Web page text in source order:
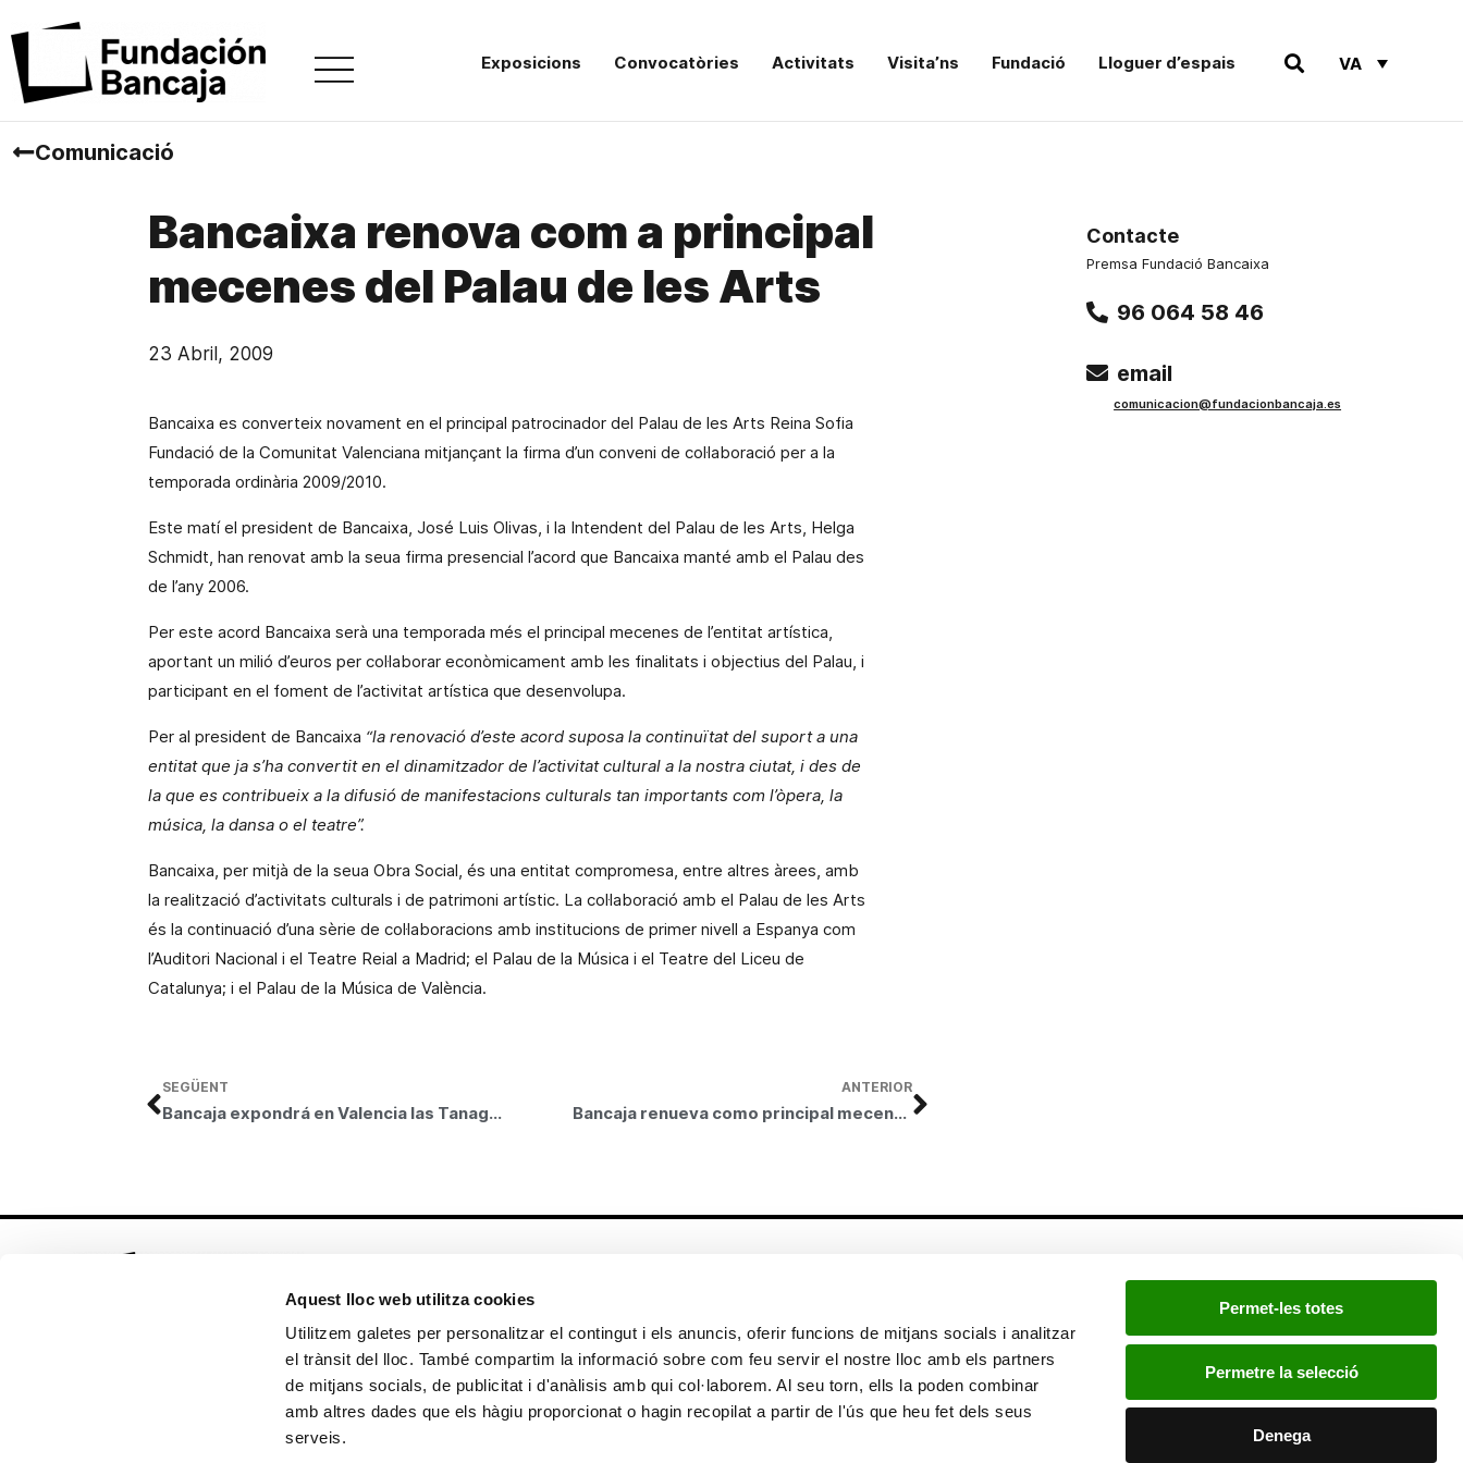
Aquest lloc web utilitza cookies
Utilitzem galetes per personalitzar el contingut i els anuncis, oferir funcions de mitjans socials i analitzar
el trànsit del lloc. També compartim la informació sobre com feu servir el nostre lloc amb els partners
de mitjans socials, de publicitat i d'anàlisis amb qui col·laborem. Al seu torn, ells la poden combinar
amb altres dades que els hàgiu proporcionat o hagin recopilat a partir de l'ús que heu fet dels seus
serveis.
Permet-les totes
Permetre la selecció
Denega
Exposicions Convocatòries Activitats Visita’ns Fundació Lloguer d’espais VA
Comunicació
Bancaixa renova com a principal
mecenes del Palau de les Arts
23 Abril, 2009
Bancaixa es converteix novament en el principal patrocinador del Palau de les Arts Reina Sofia
Fundació de la Comunitat Valenciana mitjançant la firma d’un conveni de col·laboració per a la
temporada ordinària 2009/2010.
Este matí el president de Bancaixa, José Luis Olivas, i la Intendent del Palau de les Arts, Helga
Schmidt, han renovat amb la seua firma presencial l’acord que Bancaixa manté amb el Palau des
de l’any 2006.
Per este acord Bancaixa serà una temporada més el principal mecenes de l’entitat artística,
aportant un milió d’euros per col·laborar econòmicament amb les finalitats i objectius del Palau, i
participant en el foment de l’activitat artística que desenvolupa.
Per al president de Bancaixa “la renovació d’este acord suposa la continuïtat del suport a una
entitat que ja s’ha convertit en el dinamitzador de l’activitat cultural a la nostra ciutat, i des de
la que es contribueix a la difusió de manifestacions culturals tan importants com l’òpera, la
música, la dansa o el teatre”.
Bancaixa, per mitjà de la seua Obra Social, és una entitat compromesa, entre altres àrees, amb
la realització d’activitats culturals i de patrimoni artístic. La col·laboració amb el Palau de les Arts
és la continuació d’una sèrie de col·laboracions amb institucions de primer nivell a Espanya com
l’Auditori Nacional i el Teatre Reial a Madrid; el Palau de la Música i el Teatre del Liceu de
Catalunya; i el Palau de la Música de València.
ANTERIOR
Bancaja renueva como principal mecenas del Palau de les Arts
SEGÜENT
Bancaja expondrá en Valencia las Tanagras del Museo del Louvre, una de las colecciones más completas del mundo
Contacte
Premsa Fundació Bancaixa
96 064 58 46
email
comunicacion@fundacionbancaja.es
Comunicació
Sol·licitud d’imatges de la col·lecció
d’art
Colecció d’art
Publicacions
Si quieres estar a la última, inscríbete a nuestra
newsletter:
política de privacidad